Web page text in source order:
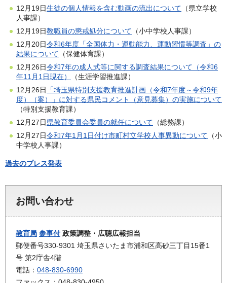
12月19日生徒の個人情報を含む動画の流出について （県立学校
人事課）
12月19日教職員の懲戒処分について （小中学校人事課）
12月20日令和6年度「全国体力・運動能力、運動習慣等調査」の
結果について （保健体育課）
12月26日令和7年の成人式等に関する調査結果について（令和6
年11月1日現在）
（生涯学習推進課）
12月26日
「埼玉県特別支援教育推進計画（令和7年度～令和9年
度）（案）」に対する県民コメント（意見募集）の実施について
（特別支援教育課）
12月27日県教育委員会委員の就任について （総務課）
12月27日令和7年1月1日付け市町村立学校人事異動について （小
中学校人事課）
過去のプレス発表
お問い合わせ
教育局 参事付政策調整・広聴広報担当
郵便番号330-9301 埼玉県さいたま市浦和区高砂三丁目15番1
号 第2庁舎4階
電話： 048-830-6990